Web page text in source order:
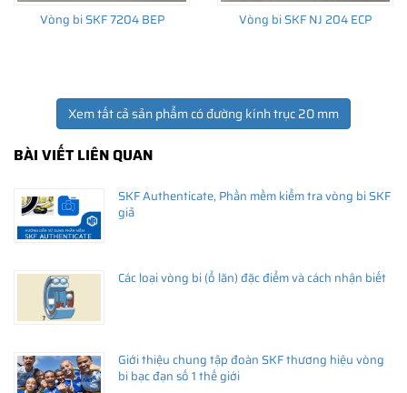
Vòng bi SKF 7204 BEP Vòng bi SKF NJ 204 ECP
Xem tất cả sản phẩm có đường kính trục 20 mm
BÀI VIẾT LIÊN QUAN
SKF Authenticate, Phần mềm kiểm tra vòng bi SKF
giả
Các loại vòng bi (ổ lăn) đặc điểm và cách nhận biết
Giới thiệu chung tập đoàn SKF thương hiệu vòng
bi bạc đạn số 1 thế giới